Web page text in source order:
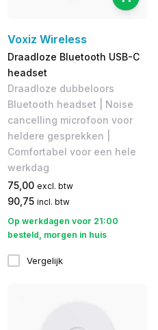
Voxiz Wireless
Draadloze Bluetooth USB-C
headset
Draadloze dubbeloors
Bluetooth headset | Noise
cancelling microfoon voor
heldere gesprekken |
Comfortabel voor een hele
werkdag
75,00 excl. btw
90,75 incl. btw
Op werkdagen voor 21:00
besteld, morgen in huis
Vergelijk